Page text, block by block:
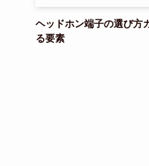
ヘッドホン端子の選び方
る要素